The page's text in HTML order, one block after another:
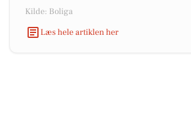
Kilde: Boliga
Læs hele artiklen her